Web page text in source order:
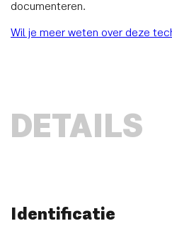
documenteren.
Wil je meer weten over deze
DETAILS
Identificatie